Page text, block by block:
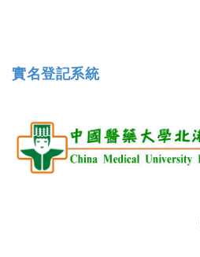
實名登記系統